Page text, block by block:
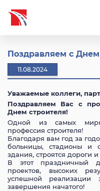
Поздравляем с Днем
11.08.2024
Уважаемые коллеги,
Поздравляем Вас с
Днем строителя!
Одной из самых
профессия строителя!
Благодаря вам год за
больницы, стадионы и
здания, строятся дороги
В этот праздничный
проектов, высоких
успешной реализации
завершения начатого!